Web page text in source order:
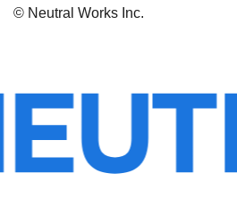
© Neutral Works Inc.